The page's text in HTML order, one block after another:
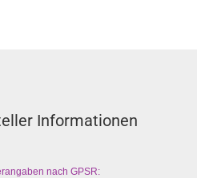
Informationen
nach GPSR: